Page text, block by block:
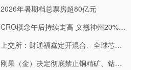
2026年暑期档总票房超80亿元
CRO概念午后持续走高 义翘神州20%涨停
上交所：财通福鑫定开混合、全球芯片LOF临时停牌
刚果（金）决定彻底禁止铜精矿、钴精矿出口，华友钴业回应